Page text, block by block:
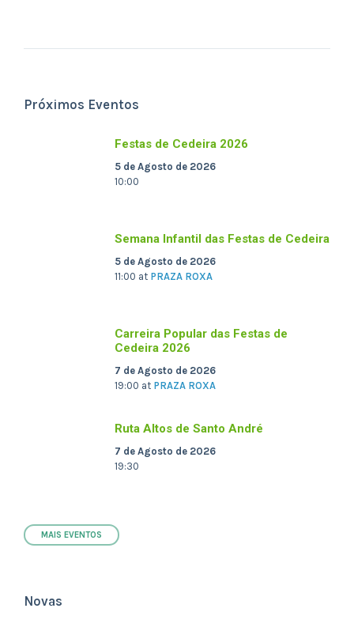
Próximos Eventos
Festas de Cedeira 2026
5 de Agosto de 2026
10:00
Semana Infantil das Festas de Cedeira
5 de Agosto de 2026
11:00 at PRAZA ROXA
Carreira Popular das Festas de
Cedeira 2026
7 de Agosto de 2026
19:00 at PRAZA ROXA
Ruta Altos de Santo André
7 de Agosto de 2026
19:30
MAIS EVENTOS
Novas